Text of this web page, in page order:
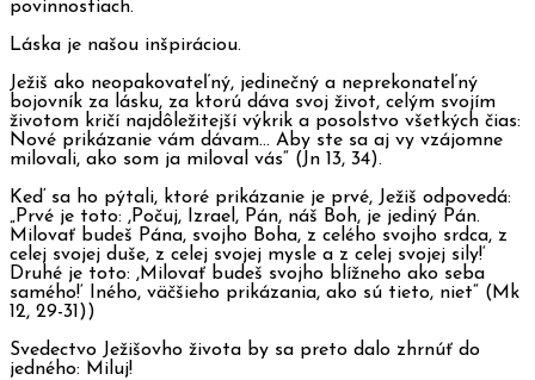
povinnostiach.
Láska je našou inšpiráciou.
Ježiš ako neopakovateľný, jedinečný a neprekonateľný
bojovník za lásku, za ktorú dáva svoj život, celým svojím
životom kričí najdôležitejší výkrik a posolstvo všetkých čias:
Nové prikázanie vám dávam… Aby ste sa aj vy vzájomne
milovali, ako som ja miloval vás“ (Jn 13, 34).
Keď sa ho pýtali, ktoré prikázanie je prvé, Ježiš odpovedá:
„Prvé je toto: ,Počuj, Izrael, Pán, náš Boh, je jediný Pán.
Milovať budeš Pána, svojho Boha, z celého svojho srdca, z
celej svojej duše, z celej svojej mysle a z celej svojej sily!‘
Druhé je toto: ,Milovať budeš svojho blížneho ako seba
samého!‘ Iného, väčšieho prikázania, ako sú tieto, niet“ (Mk
12, 29-31))
Svedectvo Ježišovho života by sa preto dalo zhrnúť do
jedného: Miluj!